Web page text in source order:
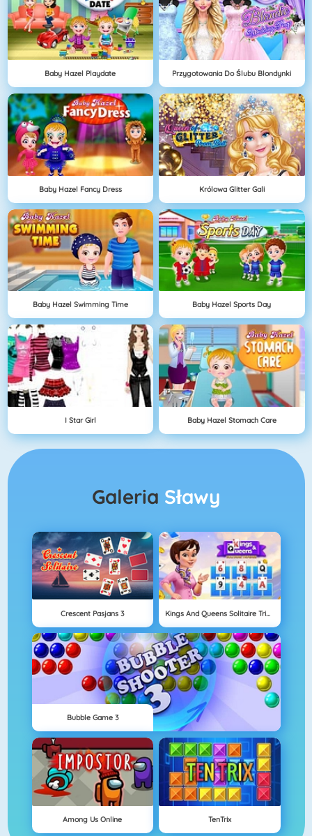
Baby Hazel Playdate Przygotowania Do Ślubu Blondynki
Baby Hazel Fancy Dress Królowa Glitter Gali
Baby Hazel Swimming Time Baby Hazel Sports Day
I Star Girl Baby Hazel Stomach Care
Galeria Sławy
Crescent Pasjans 3 Kings And Queens Solitaire Tripeaks
Bubble Game 3
Among Us Online TenTrix